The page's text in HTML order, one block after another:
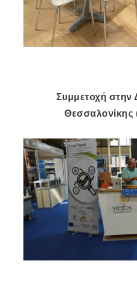
Συμμετοχή στην
Θεσσαλονίκης